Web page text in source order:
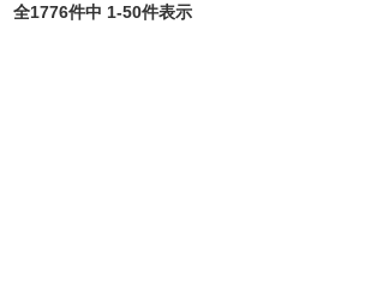
全1776件中 1-50件表示